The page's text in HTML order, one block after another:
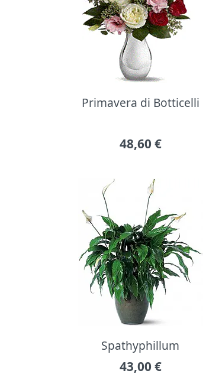
Primavera di Botticelli
48,60 €
Spathyphillum
43,00 €